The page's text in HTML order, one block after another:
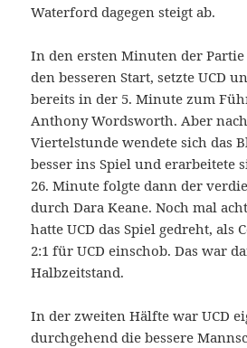
Waterford dagegen steigt ab.
In den ersten Minuten der
den besseren Start, setzte UCD
bereits in der 5. Minute zum
Anthony Wordsworth. Aber
Viertelstunde wendete sich das
besser ins Spiel und erarbeitete
26. Minute folgte dann der
durch Dara Keane. Noch mal
hatte UCD das Spiel gedreht, als
2:1 für UCD einschob. Das war
Halbzeitstand.
In der zweiten Hälfte war UCD
durchgehend die bessere